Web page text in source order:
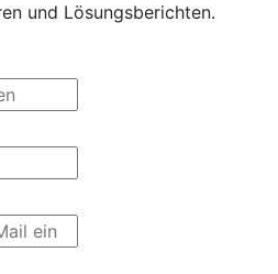
und Lösungsberichten.